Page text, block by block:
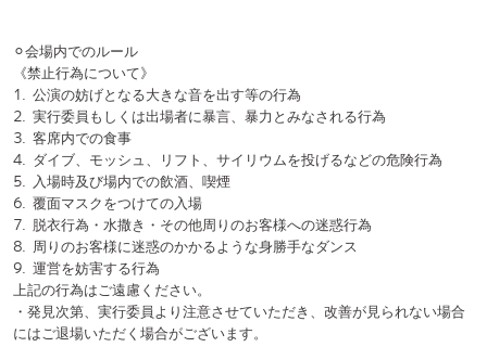
ントボックスを設置する予定ですのでそちらをご利用ください。
・差し入れ・プレゼントには必ず宛先(チーム名)とお客様のお名前をご
記入ください。
・当日、如何なる事情においても、実行委員及び設置するプレゼントボ
ックスを経由せず、お客様から直接出場者に物品を渡すことは一切禁止
とさせていただきます。
《スタンドフラワーについて》
・当日出場チームにスタンドフラワーを贈られる方は以下に記載のフォ
ームに必要事項をご記入ください。
・撤収については翌日2/14(水)の午前中までに完了するようお願いいた
します。
・スタンドフラワーは屋外、もしくはお客様の目の届かない所に設置す
る場合がございます。天候によっては、形状が崩れる可能性がございま
すので、予めご了承ください。
▽スタンドフラワーフォーム
https://forms.gle/p7xGGyce7vgVMsF38